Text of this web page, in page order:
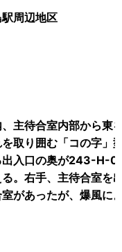
周辺地区
主待合室内部から東
取り囲む「コの字」
出入口の奥が243-H-
。右手、主待合室を
があったが、爆風に